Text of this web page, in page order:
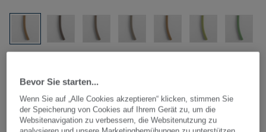
Tarkett Zubehör Komplettsortiment Schweißschnüre
Schweißschnur für PVC-Böden
Bevor Sie starten...
Wenn Sie auf „Alle Cookies akzeptieren“ klicken, stimmen Sie
der Speicherung von Cookies auf Ihrem Gerät zu, um die
Websitenavigation zu verbessern, die Websitenutzung zu